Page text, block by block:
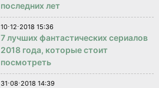
последних лет
10⋅12⋅2018 15:36
7 лучших фантастических сериалов
2018 года, которые стоит
посмотреть
31⋅08⋅2018 14:39